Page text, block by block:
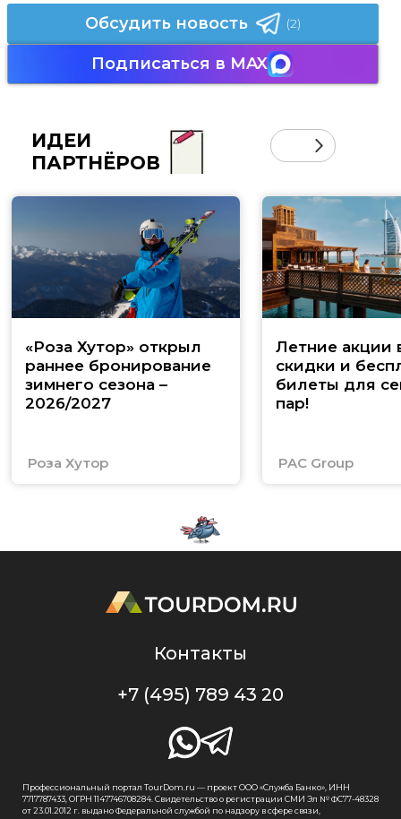
Обсудить новость (2)
Подписаться в MAX
ИДЕИ
ПАРТНЁРОВ
«Роза Хутор» открыл
раннее бронирование
зимнего сезона –
2026/2027
Роза Хутор
Летние акции
скидки и
билеты для
пар!
PAC Group
Контакты
+7 (495) 789 43 20
Профессиональный портал TourDom.ru — проект ООО «Служба Банко», ИНН
7717787433, ОГРН 1147746708284. Свидетельство о регистрации СМИ Эл № ФС77-48328
от 23.01.2012 г. выдано Федеральной службой по надзору в сфере связи,